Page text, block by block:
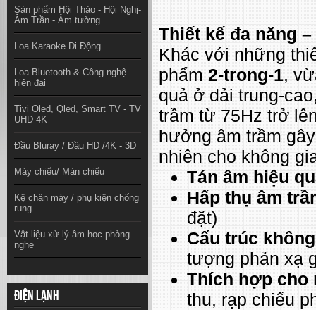
Sản phẩm Hội Thảo - Hội Nghị-
Âm Trần - Âm tường
Loa Karaoke Di Động
Loa Bluetooth & Công nghệ
hiện đại
Tivi Oled, Qled, Smart TV - TV
UHD 4K
Đầu Bluray / Đầu HD /4K - 3D
Máy chiếu/ Màn chiếu
Kệ chân máy / phụ kiện chống
rung
Vật liệu xử lý âm học phòng
nghe
Điện lạnh
Thiết kế đa năng
Khác với những
phẩm 2-trong-1,
quả ở dải trung-
trầm từ 75Hz trở
hưởng âm trầm
nhiên cho không
Tán âm hiệu
Hấp thụ âm
đặt)
Cấu trúc
tượng phản xạ
Thích hợp cho
thu, rạp chiếu